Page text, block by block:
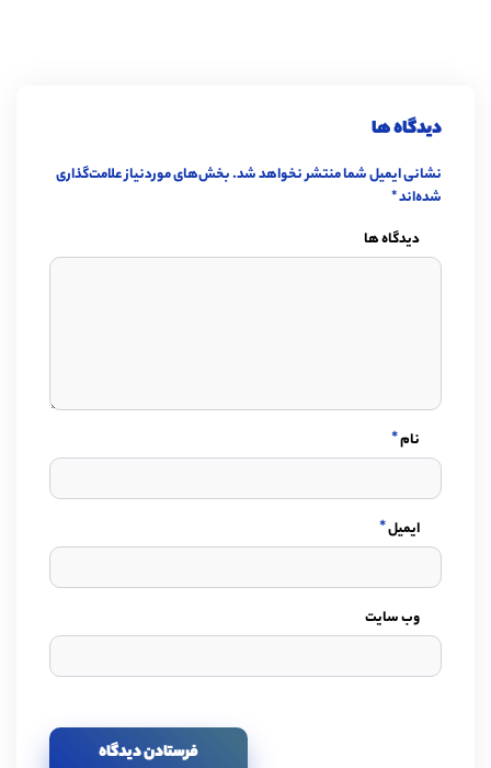
دیدگاه ها
نشانی ایمیل شما منتشر نخواهد شد.بخش‌های موردنیاز علامت‌گذاری
شده‌اند*
دیدگاه ها
نام*
ایمیل*
وب سایت